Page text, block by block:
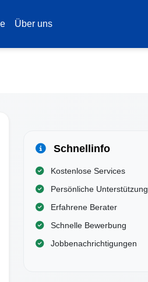
Über uns
Schnellinfo
Kostenlose Services
Persönliche Unterstützung
Erfahrene Berater
Schnelle Bewerbung
Jobbenachrichtigungen